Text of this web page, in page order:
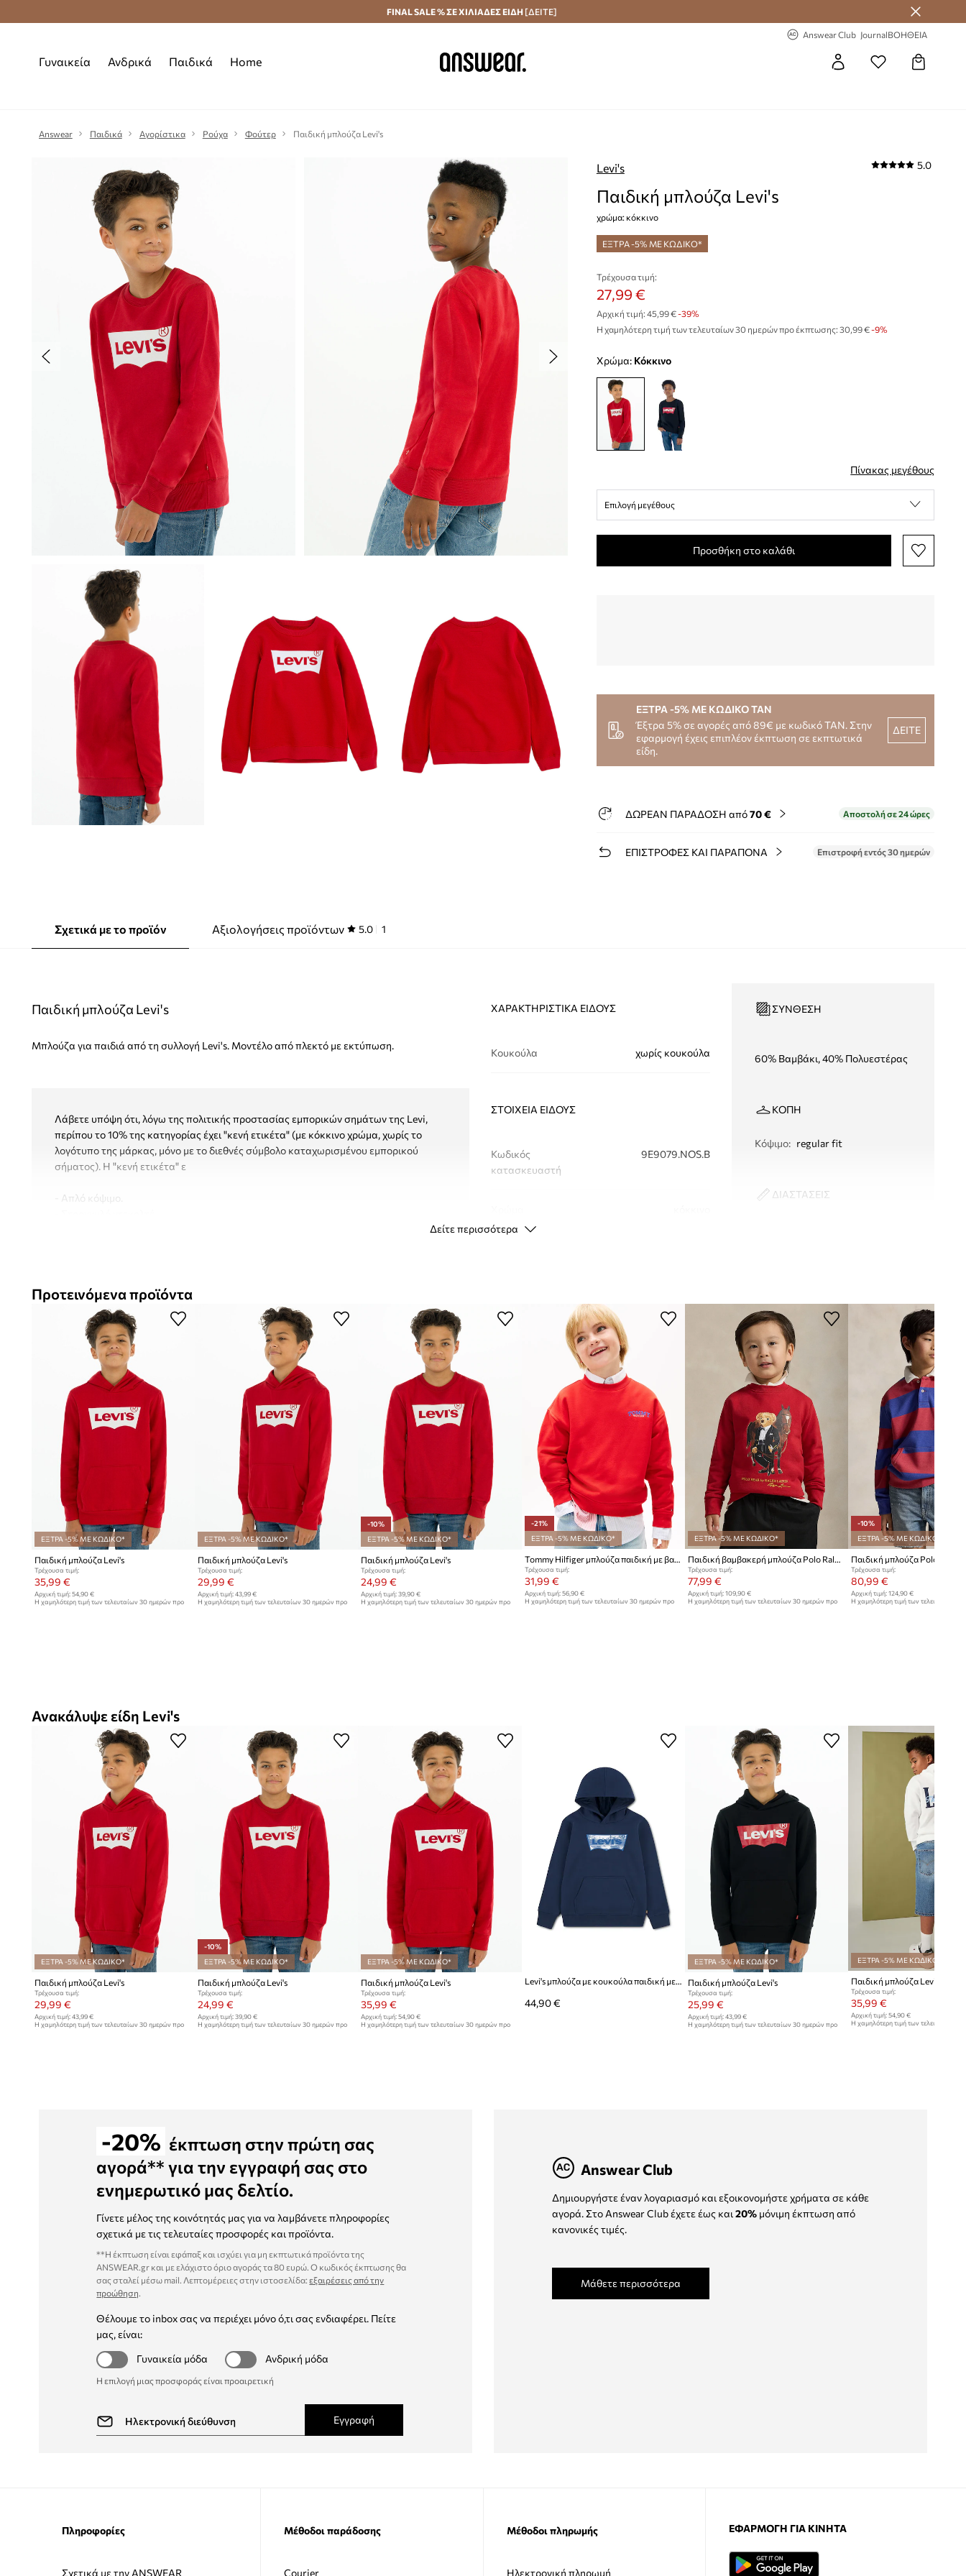
Αποστολή σε 24 ώρες Εξοικονομήστε με το Answear Club
FINAL SALE % ΣΕ ΧΙΛΙΑΔΕΣ ΕΙΔΗ [ΔΕΙΤΕ]
Answear Club JournalΒΟΗΘΕΙΑ
Γυναικεία Ανδρικά Παιδικά Home
Answear Παιδικά Αγορίστικα Ρούχα Φούτερ Παιδική μπλούζα Levi's
Levi's 5.0
Παιδική μπλούζα Levi's
χρώμα: κόκκινο
ΕΞΤΡΑ -5% ΜΕ ΚΩΔΙΚΟ*
Τρέχουσα τιμή:
27,99 €
Αρχική τιμή: 45,99 €-39%
Η χαμηλότερη τιμή των τελευταίων 30 ημερών προ έκπτωσης: 30,99 € -9%
Χρώμα: κόκκινο
Πίνακας μεγέθους
Επιλογή μεγέθους
Προσθήκη στο καλάθι
ΕΞΤΡΑ -5% ΜΕ ΚΩΔΙΚΟ TAN
Έξτρα 5% σε αγορές από 89€ με κωδικό TAN. Στην
εφαρμογή έχεις επιπλέον έκπτωση σε εκπτωτικά
είδη.
ΔΕΙΤΕ
ΔΩΡΕΑΝ ΠΑΡΑΔΟΣΗ από70 € Αποστολή σε 24 ώρες
ΕΠΙΣΤΡΟΦΕΣ ΚΑΙ ΠΑΡΑΠΟΝΑ Επιστροφή εντός 30 ημερών
Σχετικά με το προϊόν Αξιολογήσεις προϊόντων 5.0 1
Παιδική μπλούζα Levi's
Μπλούζα για παιδιά από τη συλλογή Levi's. Μοντέλο από πλεκτό με εκτύπωση.
Λάβετε υπόψη ότι, λόγω της πολιτικής προστασίας εμπορικών σημάτων της Levi,
περίπου το 10% της κατηγορίας έχει "κενή ετικέτα" (με κόκκινο χρώμα, χωρίς το
λογότυπο της μάρκας, μόνο με το διεθνές σύμβολο καταχωρισμένου εμπορικού
σήματος). Η "κενή ετικέτα" ε
- Απλό κόψιμο.
ΧΑΡΑΚΤΗΡΙΣΤΙΚΆ ΕΊΔΟΥΣ
Κουκούλα χωρίς κουκούλα
ΣΤΟΙΧΕΊΑ ΕΊΔΟΥΣ
Κωδικός
κατασκευαστή
9E9079.NOS.B
ID προϊόντος
ΣΎΝΘΕΣΗ
60% Βαμβάκι, 40% Πολυεστέρας
ΚΟΠΉ
Κόψιμο: regular fit
ΔΙΑΣΤΑΣΕΙΣ
Δείτε περισσότερα
Προτεινόμενα προϊόντα
ΕΞΤΡΑ -5% ΜΕ ΚΩΔΙΚΟ*
Παιδική μπλούζα Levi's
Τρέχουσα τιμή:
35,99 €
Αρχική τιμή: 54,90 €
Η χαμηλότερη τιμή των τελευταίων 30 ημερών προ
ΕΞΤΡΑ -5% ΜΕ ΚΩΔΙΚΟ*
Παιδική μπλούζα Levi's
Τρέχουσα τιμή:
29,99 €
Αρχική τιμή:43,99 €
Η χαμηλότερη τιμή των τελευταίων 30 ημερών προ
-10%
ΕΞΤΡΑ -5% ΜΕ ΚΩΔΙΚΟ*
Παιδική μπλούζα Levi's
Τρέχουσα τιμή:
24,99 €
Αρχική τιμή: 39,90 €
Η χαμηλότερη τιμή των τελευταίων 30 ημερών προ
-21%
ΕΞΤΡΑ -5% ΜΕ ΚΩΔΙΚΟ*
Tommy Hilfiger μπλούζα παιδική με βαμβάκι
Τρέχουσα τιμή:
31,99 €
Αρχική τιμή: 56,90 €
Η χαμηλότερη τιμή των τελευταίων 30 ημερών προ
ΕΞΤΡΑ -5% ΜΕ ΚΩΔΙΚΟ*
Τρέχουσα τιμή:
77,99 €
Αρχική τιμή:109,90 €
Η χαμηλότερη τιμή των τελευταίων 30 ημερών προ
-10%
ΕΞΤΡΑ -5% ΜΕ ΚΩΔΙΚΟ*
Παιδική μπλούζα Polo Ralph
Τρέχουσα τιμή:
80,99 €
Αρχική τιμή: 124,90 €
Η χαμηλότερη τιμή των τελευταίων
Ανακάλυψε είδη Levi's
ΕΞΤΡΑ -5% ΜΕ ΚΩΔΙΚΟ*
Παιδική μπλούζα Levi's
Τρέχουσα τιμή:
29,99 €
Αρχική τιμή: 43,99 €
Η χαμηλότερη τιμή των τελευταίων 30 ημερών προ
-10%
ΕΞΤΡΑ -5% ΜΕ ΚΩΔΙΚΟ*
Παιδική μπλούζα Levi's
Τρέχουσα τιμή:
24,99 €
Αρχική τιμή:39,90 €
Η χαμηλότερη τιμή των τελευταίων 30 ημερών προ
ΕΞΤΡΑ -5% ΜΕ ΚΩΔΙΚΟ*
Παιδική μπλούζα Levi's
Τρέχουσα τιμή:
35,99 €
Αρχική τιμή: 54,90 €
Η χαμηλότερη τιμή των τελευταίων 30 ημερών προ
Levi's μπλούζα με κουκούλα παιδική με βαμβάκι SKATE PARK BATWING HOODIE
44,90 €
ΕΞΤΡΑ -5% ΜΕ ΚΩΔΙΚΟ*
Παιδική μπλούζα Levi's
Τρέχουσα τιμή:
25,99 €
Αρχική τιμή:43,99 €
Η χαμηλότερη τιμή των τελευταίων 30 ημερών προ
ΕΞΤΡΑ -5% ΜΕ ΚΩΔΙΚΟ*
Τρέχουσα τιμή:
35,99 €
Αρχική τιμή: 54,90 €
Η χαμηλότερη τιμή των τελευταίων
-20% έκπτωση στην πρώτη σας
αγορά** για την εγγραφή σας στο
ενημερωτικό μας δελτίο.
Γίνετε μέλος της κοινότητάς μας για να λαμβάνετε πληροφορίες
σχετικά με τις τελευταίες προσφορές και προϊόντα.
**Η έκπτωση είναι εφάπαξ και ισχύει για μη εκπτωτικά προϊόντα της
ANSWEAR.gr και με ελάχιστο όριο αγοράς τα 80 ευρώ. Ο κωδικός έκπτωσης θα
σας σταλεί μέσω mail. Λεπτομέρειες στην ιστοσελίδα:εξαιρέσεις από την
προώθηση.
Θέλουμε το inbox σας να περιέχει μόνο ό,τι σας ενδιαφέρει. Πείτε
μας, είναι:
Γυναικεία μόδα
Ανδρική μόδα
Η επιλογή μιας προσφοράς είναι προαιρετική
Εγγραφή
Answear Club
Δημιουργήστε έναν λογαριασμό και εξοικονομήστε χρήματα σε κάθε
αγορά. Στο Answear Club έχετε έως και 20%μόνιμη έκπτωση από
κανονικές τιμές.
Μάθετε περισσότερα
Πληροφορίες
Σχετικά με την ANSWEAR
Μέθοδοι παράδοσης
Courier
Μέθοδοι πληρωμής
Ηλεκτρονική πληρωμή
ΕΦΑΡΜΟΓΉ ΓΙΑ ΚΙΝΗΤΆ